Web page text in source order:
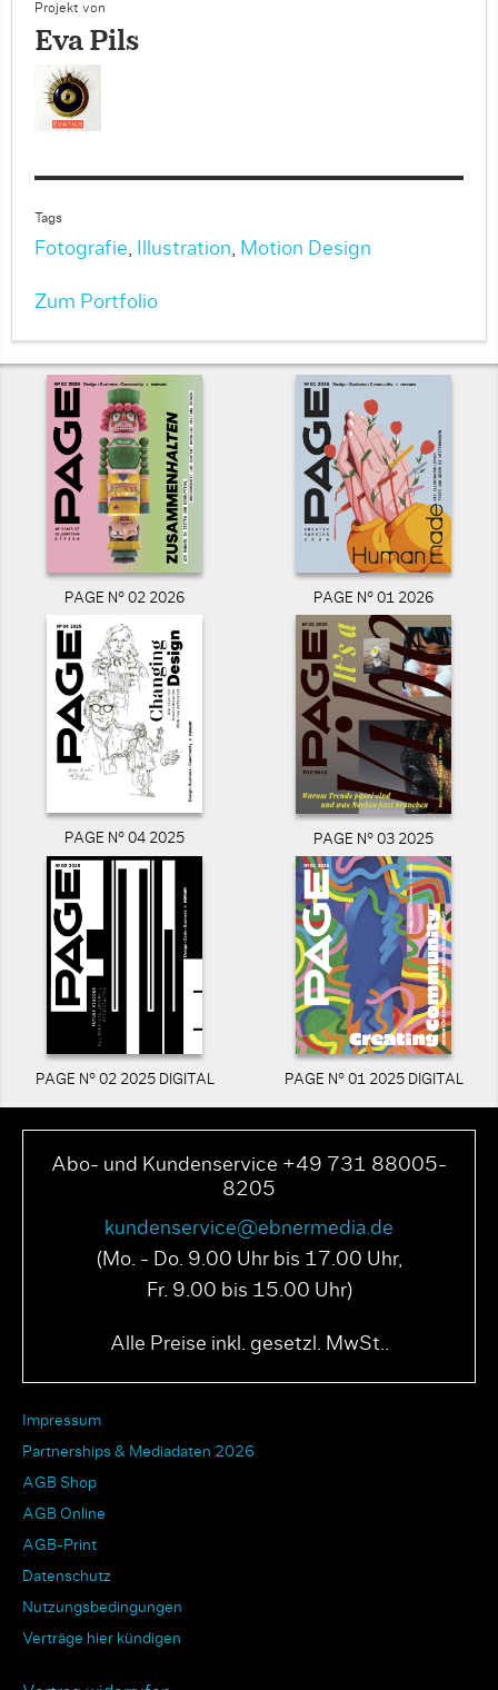
Projekt von
Eva Pils
Tags
Fotografie, Illustration, Motion Design
Zum Portfolio
PAGE N° 02 2026 PAGE N° 01 2026
PAGE N° 04 2025 PAGE N° 03 2025
PAGE N° 02 2025 DIGITAL PAGE N° 01 2025 DIGITAL
Abo- und Kundenservice +49 731 88005-
8205
kundenservice@ebnermedia.de
(Mo. - Do. 9.00 Uhr bis 17.00 Uhr,
Fr. 9.00 bis 15.00 Uhr)
Alle Preise inkl. gesetzl. MwSt..
Impressum
Partnerships & Mediadaten 2026
AGB Shop
AGB Online
AGB-Print
Datenschutz
Nutzungsbedingungen
Verträge hier kündigen